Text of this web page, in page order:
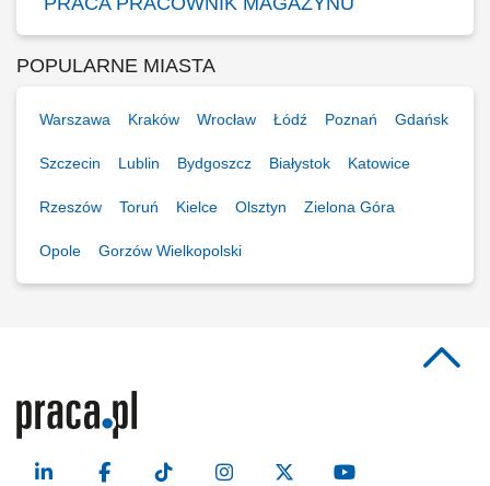
POPULARNE MIASTA
Warszawa Kraków Wrocław Łódź Poznań Gdańsk
Szczecin Lublin Bydgoszcz Białystok Katowice
Rzeszów Toruń Kielce Olsztyn Zielona Góra
Opole Gorzów Wielkopolski